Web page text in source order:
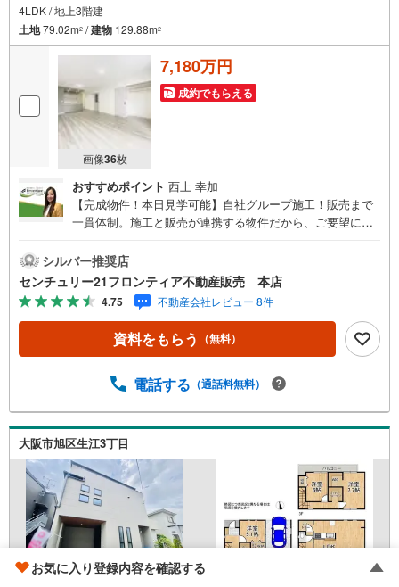
4LDK / 地上3階建
土地79.02m2 /建物 129.88m2
画像36枚
7,180万円
成約でもらえる
おすすめポイント 西上 幸加
【完成物件！本日見学可能】自社グループ施工！販売まで
一貫体制。施工と販売が連携する物件だから、ご要望にス
い家づくり。＜防犯面＞・玄関付近に防犯カメラ設置して
おり付近での動きを録画しております・開閉センサーとア
プリが連動で開け閉めの状況把握可能です・見守りカメラ
を設置で外出先からサッと室内の様子を確認＜立地＞・大
阪市立内代小学校まで徒歩約4分・大阪市立高倉中学校まで
徒歩約9分・スーパー「関西スーパー内代店」まで徒歩約4
ルコニーでお洗濯物もたくさん干せます・ウォークインク
ッチンでリビングの様子を見ながらお料理できます
シルバー推奨店
センチュリー21フロンティア不動産販売 本店
4.75 不動産会社レビュー 8件
資料をもらう （無料）
電話する （通話料無料）
大阪市旭区生江3丁目
お気に入り登録内容を確認する